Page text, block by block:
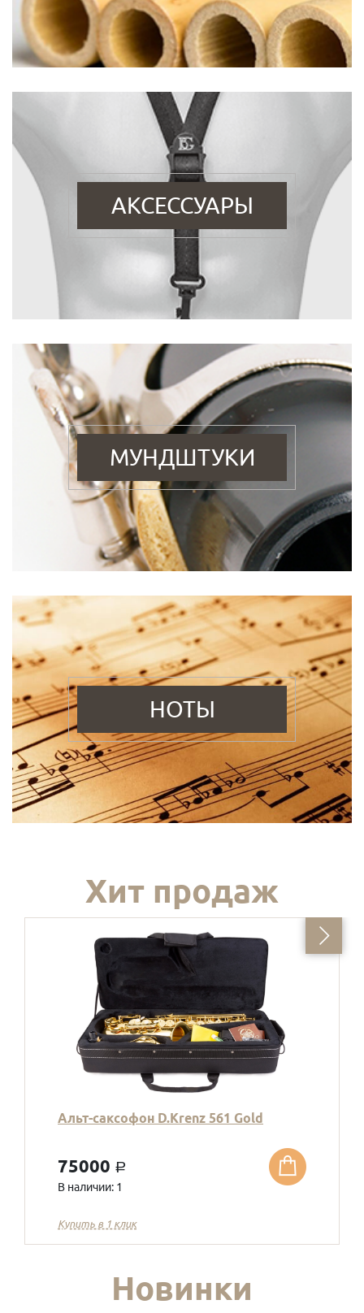
АКСЕССУАРЫ
МУНДШТУКИ
НОТЫ
Хит продаж
Альт-саксофон D.Krenz 561 Gold
75000 a
В наличии: 1
Купить в 1 клик
Новинки